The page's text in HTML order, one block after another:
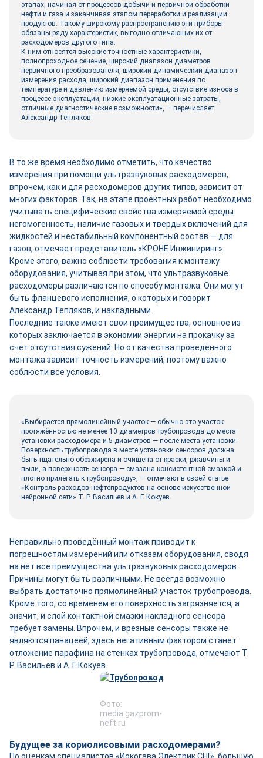
этапах, начиная от процессов добычи и первичной обработки
нефти и газа и заканчивая этапом переработки и реализации
продуктов. Такому широкому распространению эти приборы
обязаны ряду характеристик, выгодно отличающих их от
расходомеров другого типа.
К ним относятся высокие точностные характеристики,
полнопроходное сечение, широкий диапазон диаметров
первичного преобразователя, широкий динамический диапазон
измерения расхода, широкий диапазон применения по
температуре и давлению измеряемой среды, отсутствие износа в
процессе эксплуатации, низкие эксплуатационные затраты,
отличные диагностические возможности», — перечисляет
Александр Тепляков.
В то же время необходимо отметить, что качество
измерения при помощи ультразвуковых расходомеров,
впрочем, как и для расходомеров других типов, зависит от
многих факторов. Так, на этапе проектных работ необходимо
учитывать специфические свойства измеряемой среды:
негомогенность, наличие газовых и твердых включений для
жидкостей и нестабильный компонентный состав — для
газов, отмечает представитель «КРОНЕ Инжиниринг».
Кроме этого, важно соблюсти требования к монтажу
оборудования, учитывая при этом, что ультразвуковые
расходомеры различаются по способу монтажа. Они могут
быть фланцевого исполнения, о которых и говорит
Александр Тепляков, и накладными.
Последние также имеют свои преимущества, основное из
которых заключается в экономии энергии на прокачку за
счёт отсутствия сужений. Но от качества проведённого
монтажа зависит точность измерений, поэтому важно
соблюсти все условия.
«Выбирается прямолинейный участок — обычно это участок
протяжённостью не менее 10 диаметров трубопровода до места
установки расходомера и 5 диаметров — после места установки.
Поверхность трубопровода в месте установки сенсоров должна
быть тщательно обезжирена и очищена от краски, ржавчины и
пыли, а поверхность сенсора — смазана консистентной смазкой и
плотно прилегать к трубопроводу», — отмечают в своей статье
«Контроль расходов нефтепродуктов на основе искусственной
нейронной сети» Т. Р. Васильев и А. Г. Кокуев.
Неправильно проведённый монтаж приводит к
погрешностям измерений или отказам оборудования, сводя
на нет все преимущества ультразвуковых расходомеров.
Причины могут быть различными. Не всегда возможно
выбрать достаточно прямолинейный участок трубопровода.
Кроме того, со временем его поверхность загрязняется, а
значит, и слой контактной смазки накладного сенсора
требует замены. Впрочем, и врезные сенсоры также не
являются панацеей, здесь негативным фактором станет
отложение парафина на стенках трубопровода, отмечают Т.
Р. Васильев и А. Г. Кокуев.
Фото:
media.gazprom-
neft.ru
Будущее за кориолисовыми расходомерами?